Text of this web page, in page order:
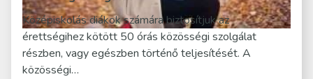
Középiskolás diákok számára biztosítjuk az
érettségihez kötött 50 órás közösségi szolgálat
részben, vagy egészben történő teljesítését. A
közösségi…